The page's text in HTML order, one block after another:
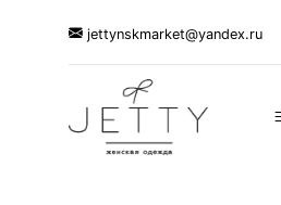
jettynskmarket@yandex.ru